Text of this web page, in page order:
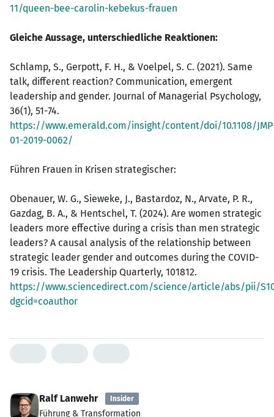
11/queen-bee-carolin-kebekus-frauen
Gleiche Aussage, unterschiedliche Reaktionen:
Schlamp, S., Gerpott, F. H., & Voelpel, S. C. (2021). Same
talk, different reaction? Communication, emergent
leadership and gender. Journal of Managerial Psychology,
36(1), 51-74.
https://www.emerald.com/insight/content/doi/10.1108/
01-2019-0062/
Führen Frauen in Krisen strategischer:
Obenauer, W. G., Sieweke, J., Bastardoz, N., Arvate, P. R.,
Gazdag, B. A., & Hentschel, T. (2024). Are women strategic
leaders more effective during a crisis than men strategic
leaders? A causal analysis of the relationship between
strategic leader gender and outcomes during the COVID-
19 crisis. The Leadership Quarterly, 101812.
https://www.sciencedirect.com/science/article/abs/pii/
dgcid=coauthor
Ralf Lanwehr Insider
Führung & Transformation